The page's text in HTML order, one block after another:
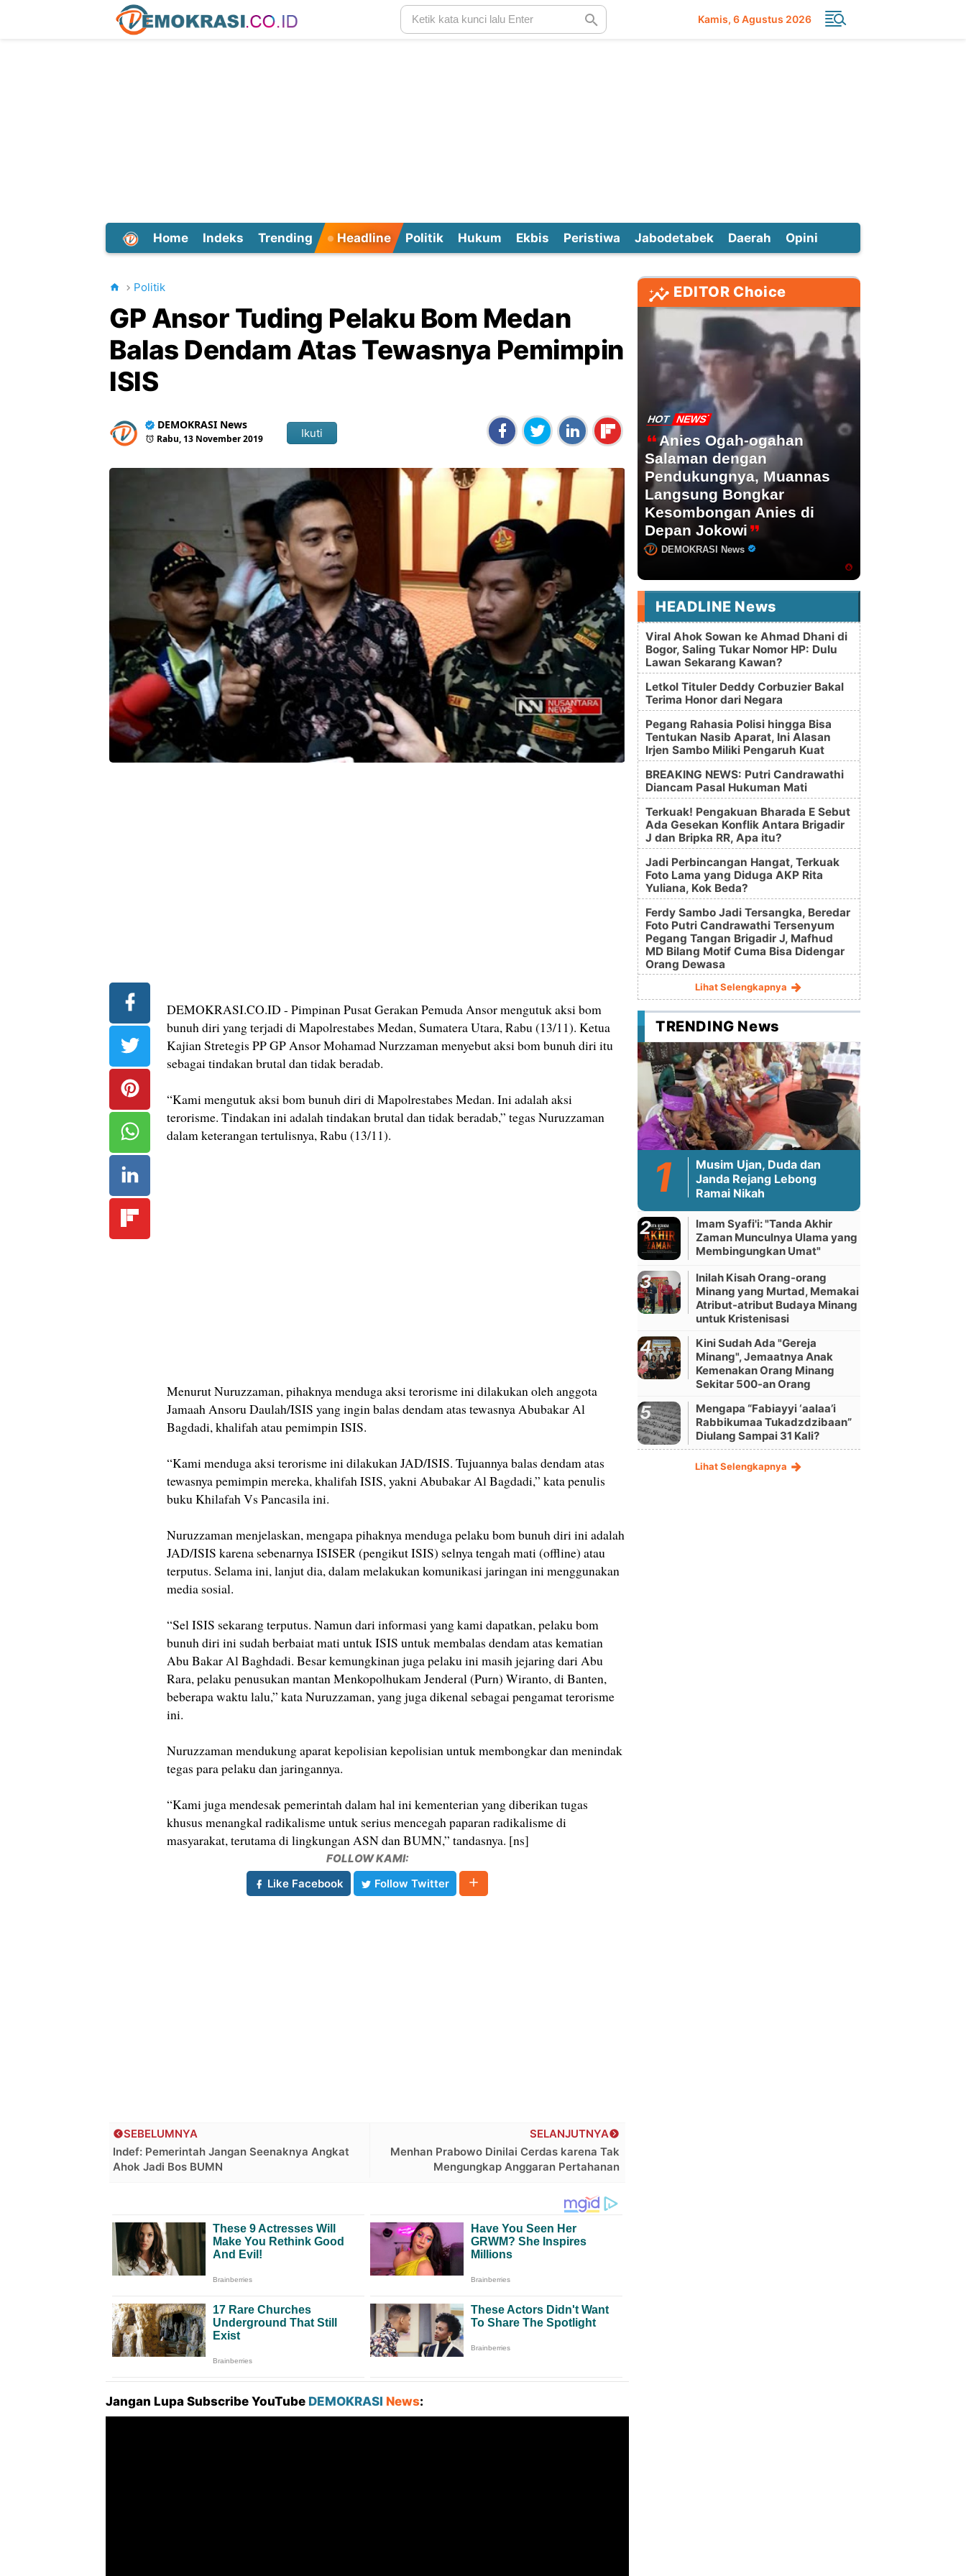
Kamis 6 Agustus 2026
Home Indeks Trending Headline Politik Hukum Ekbis Peristiwa Jabodetabek Daerah Opini
Politik
GP Ansor Tuding Pelaku Bom Medan
Balas Dendam Atas Tewasnya Pemimpin
ISIS
DEMOKRASI News
Rabu, 13 November 2019 Ikuti
DEMOKRASI.CO.ID - Pimpinan Pusat Gerakan Pemuda Ansor mengutuk aksi bom
bunuh diri yang terjadi di Mapolrestabes Medan, Sumatera Utara, Rabu (13/11). Ketua
Kajian Stretegis PP GP Ansor Mohamad Nurzzaman menyebut aksi bom bunuh diri itu
sebagai tindakan brutal dan tidak beradab.
“Kami mengutuk aksi bom bunuh diri di Mapolrestabes Medan. Ini adalah aksi
terorisme. Tindakan ini adalah tindakan brutal dan tidak beradab,” tegas Nuruzzaman
dalam keterangan tertulisnya, Rabu (13/11).
Menurut Nuruzzaman, pihaknya menduga aksi terorisme ini dilakukan oleh anggota
Jamaah Ansoru Daulah/ISIS yang ingin balas dendam atas tewasnya Abubakar Al
Bagdadi, khalifah atau pemimpin ISIS.
“Kami menduga aksi terorisme ini dilakukan JAD/ISIS. Tujuannya balas dendam atas
tewasnya pemimpin mereka, khalifah ISIS, yakni Abubakar Al Bagdadi,” kata penulis
buku Khilafah Vs Pancasila ini.
Nuruzzaman menjelaskan, mengapa pihaknya menduga pelaku bom bunuh diri ini adalah
JAD/ISIS karena sebenarnya ISISER (pengikut ISIS) selnya tengah mati (offline) atau
terputus. Selama ini, lanjut dia, dalam melakukan komunikasi jaringan ini menggunakan
media sosial.
“Sel ISIS sekarang terputus. Namun dari informasi yang kami dapatkan, pelaku bom
bunuh diri ini sudah berbaiat mati untuk ISIS untuk membalas dendam atas kematian
Abu Bakar Al Baghdadi. Besar kemungkinan juga pelaku ini masih jejaring dari Abu
Rara, pelaku penusukan mantan Menkopolhukam Jenderal (Purn) Wiranto, di Banten,
beberapa waktu lalu,” kata Nuruzzaman, yang juga dikenal sebagai pengamat terorisme
ini.
Nuruzzaman mendukung aparat kepolisian kepolisian untuk membongkar dan menindak
tegas para pelaku dan jaringannya.
“Kami juga mendesak pemerintah dalam hal ini kementerian yang diberikan tugas
khusus menangkal radikalisme untuk serius mencegah paparan radikalisme di
masyarakat, terutama di lingkungan ASN dan BUMN,” tandasnya. [ns]
FOLLOW KAMI:
Like Facebook
Follow Twitter
SELANJUTNYA
Menhan Prabowo Dinilai Cerdas karena Tak
Mengungkap Anggaran Pertahanan
SEBELUMNYA
Indef: Pemerintah Jangan Seenaknya Angkat
Ahok Jadi Bos BUMN
Jangan Lupa Subscribe YouTube DEMOKRASI News:
EDITOR Choice
HOT NEWS
Anies Ogah-ogahan
Salaman dengan
Pendukungnya, Muannas
Langsung Bongkar
Kesombongan Anies di
Depan Jokowi
DEMOKRASI News
HEADLINE News
Viral Ahok Sowan ke Ahmad Dhani di
Bogor, Saling Tukar Nomor HP: Dulu
Lawan Sekarang Kawan?
Letkol Tituler Deddy Corbuzier Bakal
Terima Honor dari Negara
Pegang Rahasia Polisi hingga Bisa
Tentukan Nasib Aparat, Ini Alasan
Irjen Sambo Miliki Pengaruh Kuat
BREAKING NEWS: Putri Candrawathi
Diancam Pasal Hukuman Mati
Terkuak! Pengakuan Bharada E Sebut
Ada Gesekan Konflik Antara Brigadir
J dan Bripka RR, Apa itu?
Jadi Perbincangan Hangat, Terkuak
Foto Lama yang Diduga AKP Rita
Yuliana, Kok Beda?
Ferdy Sambo Jadi Tersangka, Beredar
Foto Putri Candrawathi Tersenyum
Pegang Tangan Brigadir J, Mafhud
MD Bilang Motif Cuma Bisa Didengar
Orang Dewasa
Lihat Selengkapnya
TRENDING News
Musim Ujan, Duda dan
Janda Rejang Lebong
Ramai Nikah
Imam Syafi'i: "Tanda Akhir
Zaman Munculnya Ulama yang
Membingungkan Umat"
Inilah Kisah Orang-orang
Minang yang Murtad, Memakai
Atribut-atribut Budaya Minang
untuk Kristenisasi
Kini Sudah Ada "Gereja
Minang", Jemaatnya Anak
Kemenakan Orang Minang
Sekitar 500-an Orang
Mengapa “Fabiayyi ‘aalaa’i
Rabbikumaa Tukadzdzibaan”
Diulang Sampai 31 Kali?
Lihat Selengkapnya